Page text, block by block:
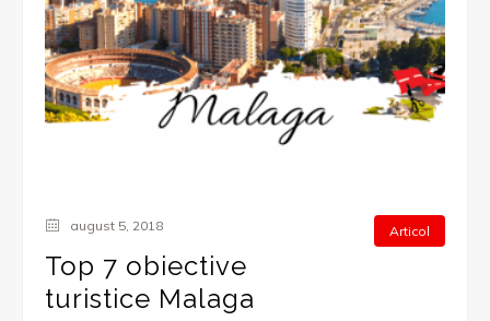
Articol
august 5, 2018
Top 7 obiective
turistice Malaga